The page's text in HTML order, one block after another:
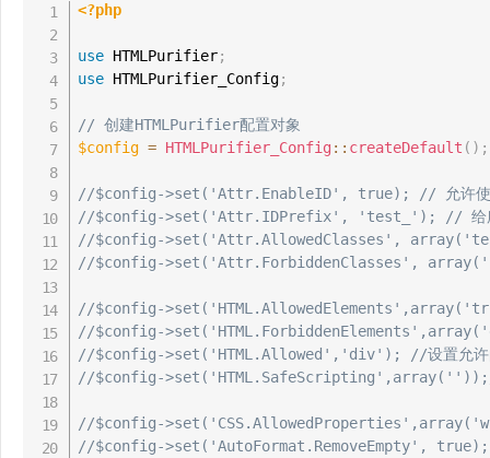
<?php
use HTMLPurifier;
use HTMLPurifier_Config;
// 创建HTMLPurifier配置对象
$config = HTMLPurifier_Config :: createDefault ( ) ;
//$config->set('Attr.EnableID', true); // 允许
//$config->set('Attr.IDPrefix', 'test_'); // 给所
//$config->set('Attr.AllowedClasses',
//$config->set('Attr.ForbiddenClasses',
//$config-
//$config-
//$config->set('HTML.Allowed','div'); //设置允许
//$config->set('HTML.SafeScripting',array(''));//第
//$config-
//$config->set('AutoFormat.RemoveEmpty',